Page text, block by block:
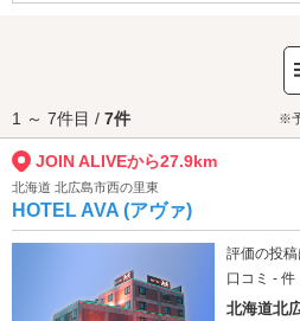
します。また、会場である「いわみざわ
ンランド」と隣接しており、ライブとあ
魅力です。観覧車やアトラクションのあ
JOIN ALIVEへは、
岩見沢エリアのラブホ
1 ～ 7件目 / 7件 ※
JOIN ALIVEから27.9km
北海道 北広島市西の里東
HOTEL AVA (アヴァ)
評価の投稿
口コミ - 件
北海道北